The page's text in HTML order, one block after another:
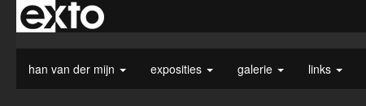
han van der mijn exposities galerie links